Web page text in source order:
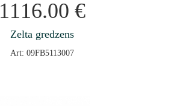
1116.00 €
Zelta gredzens
Art: 09FB5113007